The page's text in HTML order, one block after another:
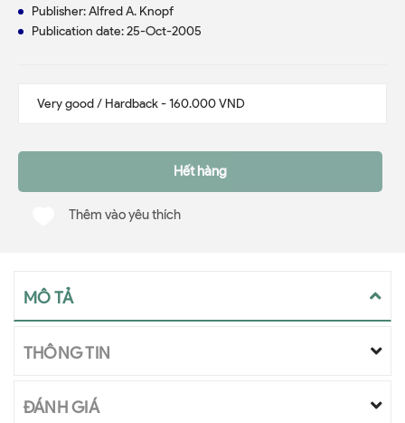
Publisher: Alfred A. Knopf
Publication date: 25-Oct-2005
Hết hàng
Thêm vào yêu thích
MÔ TẢ
THÔNG TIN
ĐÁNH GIÁ